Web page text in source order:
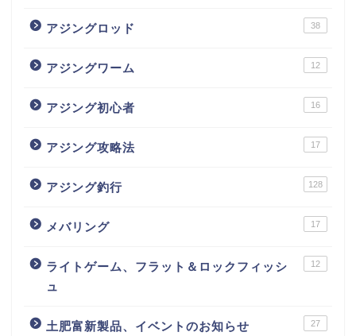
アジングロッド 38
アジングワーム 12
アジング初心者 16
アジング攻略法 17
アジング釣行 128
メバリング 17
ライトゲーム、フラット＆ロックフィッシ
ュ
12
土肥富新製品、イベントのお知らせ 27